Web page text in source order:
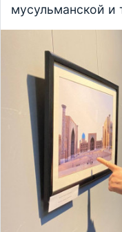
мусульманской и